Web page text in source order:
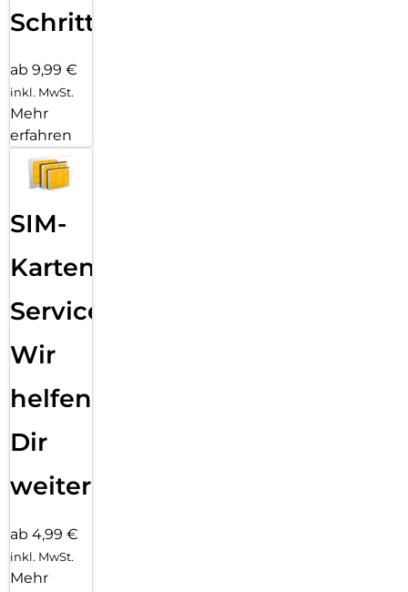
Schritten
ab 9,99 €
inkl. MwSt.
Mehr
erfahren
SIM-
Karten
Service:
Wir
helfen
Dir
weiter
ab 4,99 €
inkl. MwSt.
Mehr